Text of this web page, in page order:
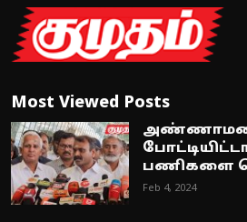
Most Viewed Posts
பணிகளை
Feb 4, 2024